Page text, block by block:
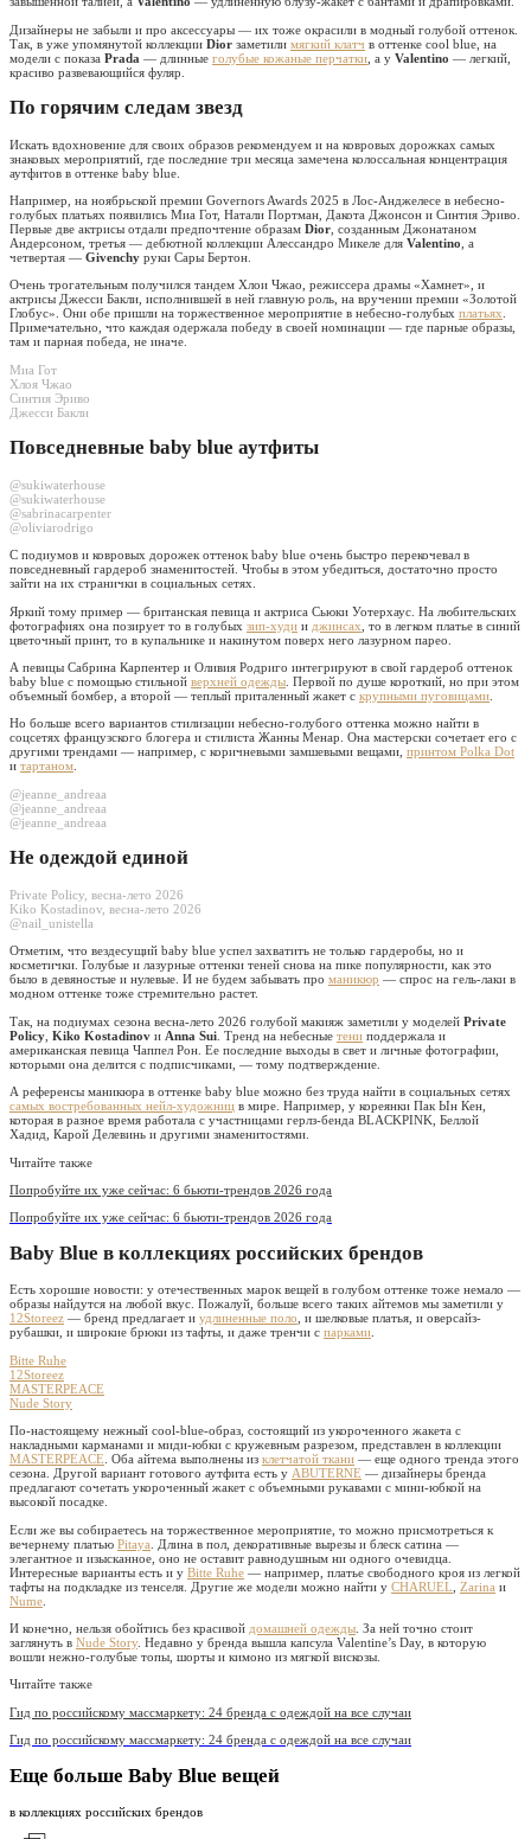
Дизайнеры не забыли и про аксессуары — их тоже окрасили в модный голубой оттенок.
Так, в уже упомянутой коллекции Dior заметили мягкий клатч в оттенке cool blue, на
модели с показа Prada — длинные голубые кожаные перчатки , а у Valentino — легкий,
красиво развевающийся фуляр.
По горячим следам звезд
Искать вдохновение для своих образов рекомендуем и на ковровых дорожках самых
знаковых мероприятий, где последние три месяца замечена колоссальная концентрация
аутфитов в оттенке baby blue.
Например, на ноябрьской премии Governors Awards 2025 в Лос-Анджелесе в небесно-
голубых платьях появились Миа Гот, Натали Портман, Дакота Джонсон и Синтия Эриво.
Первые две актрисы отдали предпочтение образам Dior , созданным Джонатаном
Андерсоном, третья — дебютной коллекции Алессандро Микеле для Valentino , а
четвертая — Givenchy руки Сары Бертон.
Очень трогательным получился тандем Хлои Чжао, режиссера драмы «Хамнет», и
актрисы Джесси Бакли, исполнившей в ней главную роль, на вручении премии «Золотой
Глобус». Они обе пришли на торжественное мероприятие в небесно-голубых платьях.
Примечательно, что каждая одержала победу в своей номинации — где парные образы,
там и парная победа, не иначе.
Миа Гот
Хлоя Чжао
Синтия Эриво
Джесси Бакли
Повседневные baby blue аутфиты
@sukiwaterhouse
@sukiwaterhouse
@sabrinacarpenter
@oliviarodrigo
С подиумов и ковровых дорожек оттенок baby blue очень быстро перекочевал в
повседневный гардероб знаменитостей. Чтобы в этом убедиться, достаточно просто
зайти на их странички в социальных сетях.
Яркий тому пример — британская певица и актриса Сьюки Уотерхаус. На любительских
фотографиях она позирует то в голубых зип-худи и джинсах , то в легком платье в синий
цветочный принт, то в купальнике и накинутом поверх него лазурном парео.
А певицы Сабрина Карпентер и Оливия Родриго интегрируют в свой гардероб оттенок
baby blue с помощью стильной верхней одежды . Первой по душе короткий, но при этом
объемный бомбер, а второй — теплый приталенный жакет с крупными пуговицами
Но больше всего вариантов стилизации небесно-голубого оттенка можно найти в
соцсетях французского блогера и стилиста Жанны Менар. Она мастерски сочетает его с
другими трендами — например, с коричневыми замшевыми вещами, принтом Polka Dot
и тартаном.
@jeanne_andreaa
@jeanne_andreaa
@jeanne_andreaa
Не одеждой единой
Private Policy, весна-лето 2026
Kiko Kostadinov, весна-лето 2026
@nail_unistella
Отметим, что вездесущий baby blue успел захватить не только гардеробы, но и
косметички. Голубые и лазурные оттенки теней снова на пике популярности, как это
было в девяностые и нулевые. И не будем забывать про маникюр — спрос на гель-лаки в
модном оттенке тоже стремительно растет.
Так, на подиумах сезона весна-лето 2026 голубой макияж заметили у моделей Private
Policy Kiko Kostadinov и Anna Sui . Тренд на небесные тени поддержала и
американская певица Чаппел Рон. Ее последние выходы в свет и личные фотографии,
которыми она делится с подписчиками, — тому подтверждение.
А референсы маникюра в оттенке baby blue можно без труда найти в социальных сетях
самых востребованных нейл-художниц в мире. Например, у кореянки Пак Ын Кен,
которая в разное время работала с участницами герлз-бенда BLACKPINK, Беллой
Хадид, Карой Делевинь и другими знаменитостями.
Читайте также
Попробуйте их уже сейчас: 6 бьюти-трендов 2026 года
Попробуйте их уже сейчас: 6 бьюти-трендов 2026 года
Baby Blue в коллекциях российских брендов
Есть хорошие новости: у отечественных марок вещей в голубом оттенке тоже немало —
образы найдутся на любой вкус. Пожалуй, больше всего таких айтемов мы заметили у
12Storeez — бренд предлагает и удлиненные поло , и шелковые платья, и оверсайз-
рубашки, и широкие брюки из тафты, и даже тренчи с парками
Bitte Ruhe
12Storeez
MASTERPEACE
Nude Story
По-настоящему нежный cool-blue-образ, состоящий из укороченного жакета с
накладными карманами и миди-юбки с кружевным разрезом, представлен в коллекции
MASTERPEACE . Оба айтема выполнены из клетчатой ткани — еще одного тренда этого
сезона. Другой вариант готового аутфита есть у ABUTERNE — дизайнеры бренда
предлагают сочетать укороченный жакет с объемными рукавами с мини-юбкой на
высокой посадке.
Если же вы собираетесь на торжественное мероприятие, то можно присмотреться к
вечернему платью Pitaya . Длина в пол, декоративные вырезы и блеск сатина —
элегантное и изысканное, оно не оставит равнодушным ни одного очевидца.
Интересные варианты есть и у Bitte Ruhe — например, платье свободного кроя из легкой
тафты на подкладке из тенселя. Другие же модели можно найти у CHARUEL Zarina и
Nume
И конечно, нельзя обойтись без красивой домашней одежды . За ней точно стоит
заглянуть в Nude Story. Недавно у бренда вышла капсула Valentine’s Day, в которую
вошли нежно-голубые топы, шорты и кимоно из мягкой вискозы.
Читайте также
Гид по российскому массмаркету: 24 бренда с одеждой на все случаи
Гид по российскому массмаркету: 24 бренда с одеждой на все случаи
Еще больше Baby Blue вещей
в коллекциях российских брендов